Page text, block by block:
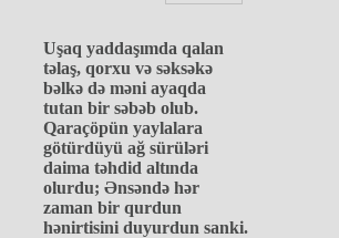
Uşaq yaddaşımda qalan
təlaş, qorxu və səksəkə
bəlkə də məni ayaqda
tutan bir səbəb olub.
Qaraçöpün yaylalara
götürdüyü ağ sürüləri
daima təhdid altında
olurdu; Ənsəndə hər
zaman bir qurdun
hənirtisini duyurdun sanki.